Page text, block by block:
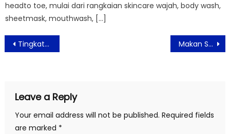
headto toe, mulai dari rangkaian skincare wajah, body wash,
sheetmask, mouthwash, […]
Post
navigation
Tingkatkan Kualitas Pendidikan di Indonesia, Putera Sampoerna Foundation Jalin Kerjasama dengan SCSA Western Australia Makan Sepuasnya Tanpa Batasan Waktu ”The Brunch Bash” di Aviary Bintaro
Leave a Reply
Your email address will not be published. Required fields
are marked *